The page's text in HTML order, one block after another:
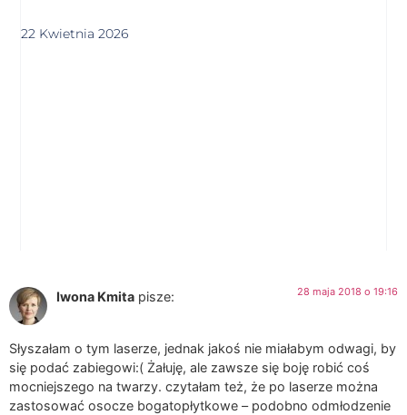
22 Kwietnia 2026
Iwona Kmita pisze: 28 maja 2018 o 19:16
Słyszałam o tym laserze, jednak jakoś nie miałabym odwagi, by
się podać zabiegowi:( Żałuję, ale zawsze się boję robić coś
mocniejszego na twarzy. czytałam też, że po laserze można
zastosować osocze bogatopłytkowe – podobno odmłodzenie